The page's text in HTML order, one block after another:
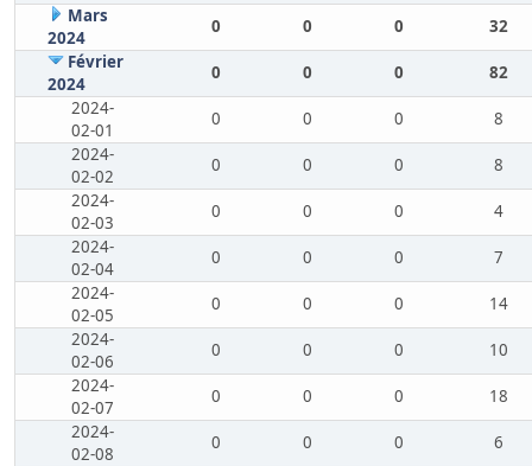
Mars
2024
0 0 0
32
Février
2024
0 0 0
82
2024-
02-01
0 0 0
8
2024-
02-02
0 0 0
8
2024-
02-03
0 0 0
4
2024-
02-04
0 0 0
7
2024-
02-05
0 0 0
14
2024-
02-06
0 0 0
10
2024-
02-07
0 0 0
18
2024-
02-08
0 0 0
6